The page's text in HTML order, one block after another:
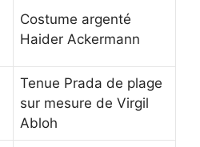
Costume argenté
Haider Ackermann
Tenue Prada de plage
sur mesure de Virgil
Abloh